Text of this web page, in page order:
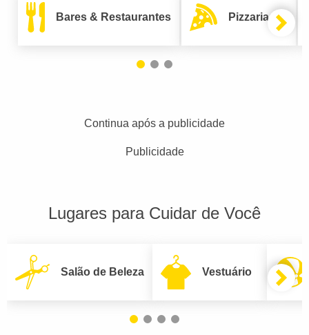
Bares & Restaurantes Pizzarias
Continua após a publicidade
Publicidade
Lugares para Cuidar de Você
Salão de Beleza Vestuário